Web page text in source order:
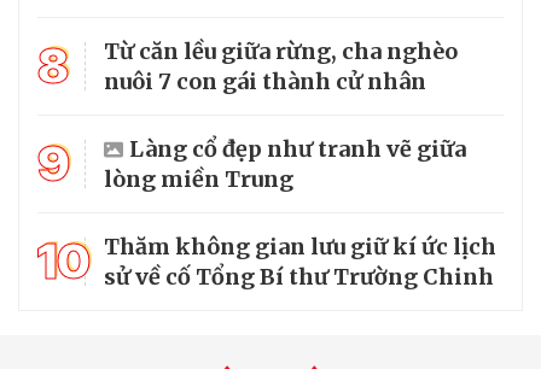
8
Từ căn lều giữa rừng, cha nghèo
nuôi 7 con gái thành cử nhân
9
Làng cổ đẹp như tranh vẽ giữa
lòng miền Trung
10 Thăm không gian lưu giữ kí ức lịch
sử về cố Tổng Bí thư Trường Chinh